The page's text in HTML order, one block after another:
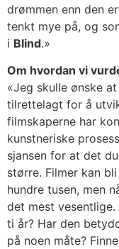
drømmen enn den
tenkt mye på, og
i Blind.»
Om hvordan vi
«Jeg skulle ønske
tilrettelagt for å
filmskaperne har
kunstneriske
sjansen for at det
større. Filmer kan
hundre tusen, men
det mest
ti år? Har den
på noen måte?